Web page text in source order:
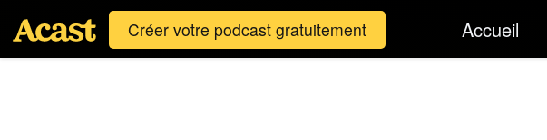
Créer votre podcast gratuitement Accueil